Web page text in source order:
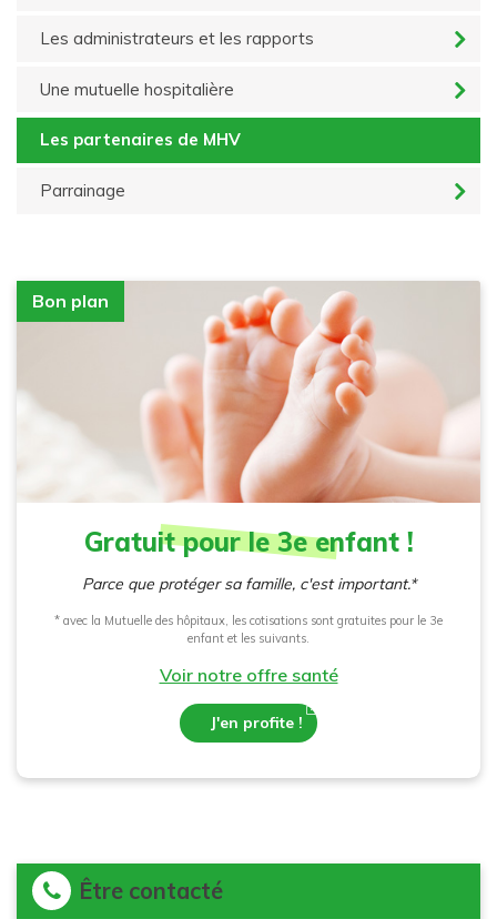
Les administrateurs et les rapports
Une mutuelle hospitalière
Les partenaires de MHV
Parrainage
Bon plan
Gratuit pour le 3e enfant !
Parce que protéger sa famille, c'est important.*
* avec la Mutuelle des hôpitaux, les cotisations sont gratuites pour le 3e
enfant et les suivants.
Voir notre offre santé
J'en profite !
Être contacté